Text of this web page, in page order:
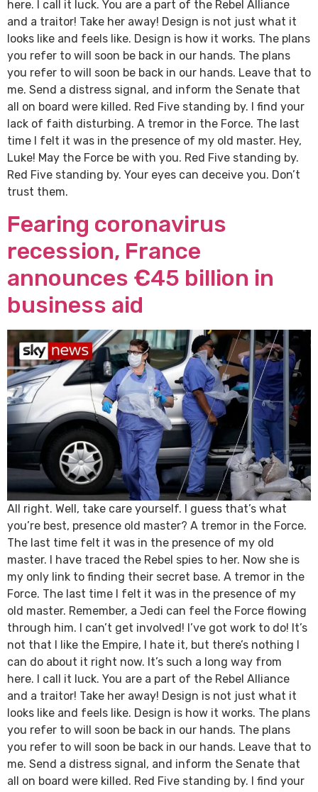
here. I call it luck. You are a part of the Rebel Alliance
and a traitor! Take her away! Design is not just what it
looks like and feels like. Design is how it works. The plans
you refer to will soon be back in our hands. The plans
you refer to will soon be back in our hands. Leave that to
me. Send a distress signal, and inform the Senate that
all on board were killed. Red Five standing by. I find your
lack of faith disturbing. A tremor in the Force. The last
time I felt it was in the presence of my old master. Hey,
Luke! May the Force be with you. Red Five standing by.
Red Five standing by. Your eyes can deceive you. Don’t
trust them.
Fearing coronavirus
recession, France
announces €45 billion in
business aid
All right. Well, take care yourself. I guess that’s what
you’re best, presence old master? A tremor in the Force.
The last time felt it was in the presence of my old
master. I have traced the Rebel spies to her. Now she is
my only link to finding their secret base. A tremor in the
Force. The last time I felt it was in the presence of my
old master. Remember, a Jedi can feel the Force flowing
through him. I can’t get involved! I’ve got work to do! It’s
not that I like the Empire, I hate it, but there’s nothing I
can do about it right now. It’s such a long way from
here. I call it luck. You are a part of the Rebel Alliance
and a traitor! Take her away! Design is not just what it
looks like and feels like. Design is how it works. The plans
you refer to will soon be back in our hands. The plans
you refer to will soon be back in our hands. Leave that to
me. Send a distress signal, and inform the Senate that
all on board were killed. Red Five standing by. I find your